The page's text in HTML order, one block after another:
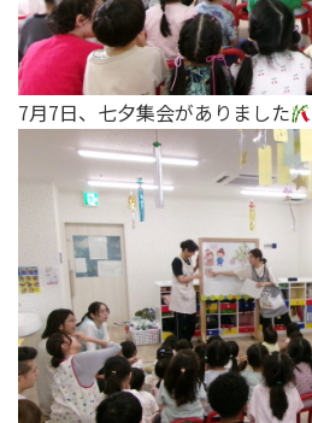
7月7日、七夕集会がありました